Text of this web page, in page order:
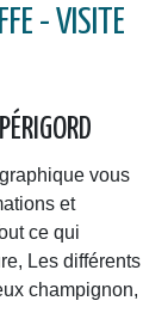
- VISITE
vous
et
ce qui
Les différents
champignon,